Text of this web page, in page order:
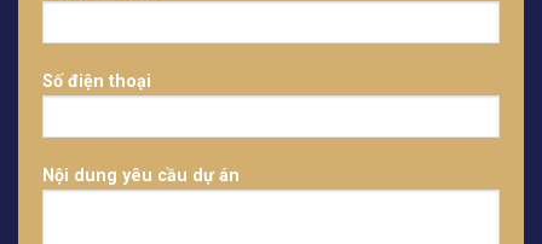
Số điện thoại
Nội dung yêu cầu dự án